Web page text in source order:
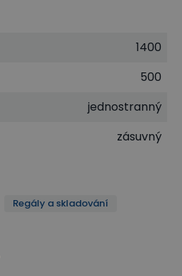
1400
500
jednostranný
zásuvný
Regály a skladování